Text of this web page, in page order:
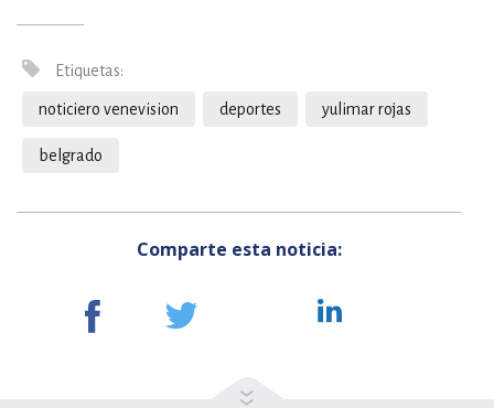
Etiquetas:
noticiero venevision deportes yulimar rojas
belgrado
Comparte esta noticia: